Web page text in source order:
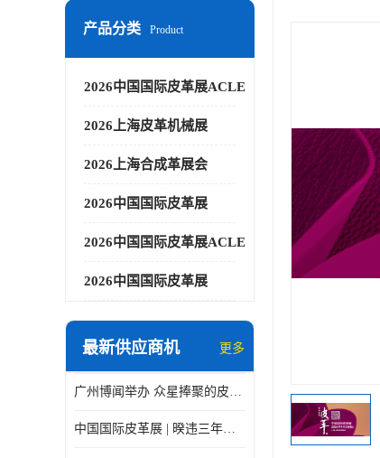
产品分类 Product
2026中国国际皮革展ACLE
2026上海皮革机械展
2026上海合成革展会
2026中国国际皮革展
2026中国国际皮革展ACLE
2026中国国际皮革展
最新供应商机 更多
广州博闻举办 众星捧聚的皮革展
中国国际皮革展 | 暌违三年，9月上海见！